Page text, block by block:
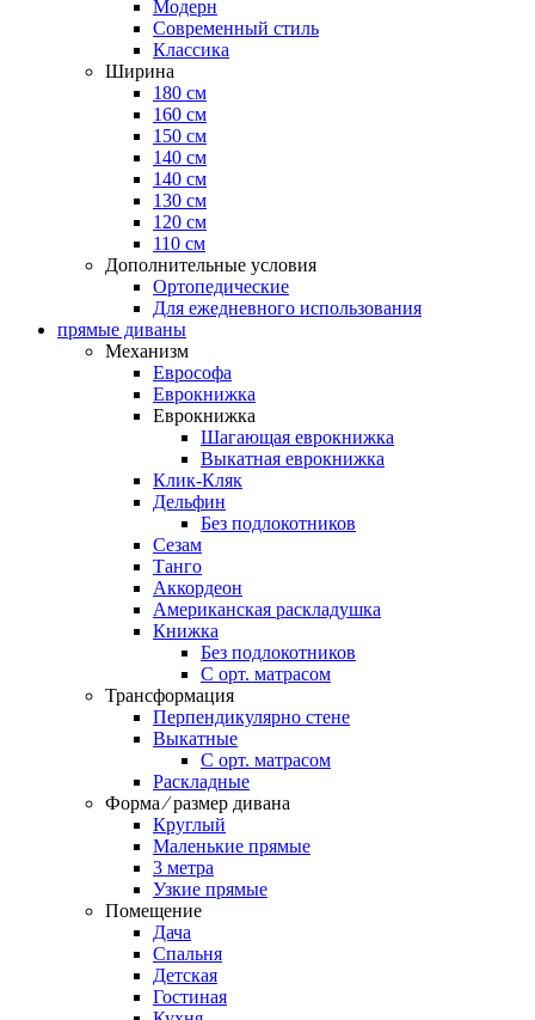
Модерн
Современный стиль
Классика
Ширина
180 см
160 см
150 см
140 см
140 см
130 см
120 см
110 см
Дополнительные условия
Ортопедические
Для ежедневного использования
прямые диваны
Механизм
Еврософа
Еврокнижка
Еврокнижка
Шагающая еврокнижка
Выкатная еврокнижка
Клик-Кляк
Дельфин
Без подлокотников
Сезам
Танго
Аккордеон
Американская раскладушка
Книжка
Без подлокотников
С орт. матрасом
Трансформация
Перпендикулярно стене
Выкатные
С орт. матрасом
Раскладные
Форма ⁄ размер дивана
Круглый
Маленькие прямые
3 метра
Узкие прямые
Помещение
Дача
Спальня
Детская
Гостиная